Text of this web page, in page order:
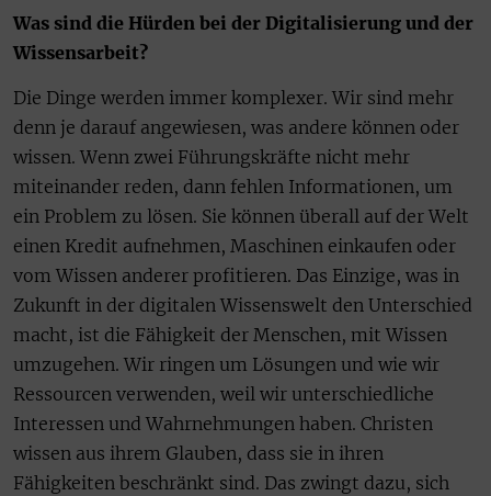
Was sind die Hürden bei der Digitalisierung und der
Wissensarbeit?
Die Dinge werden immer komplexer. Wir sind mehr
denn je darauf angewiesen, was andere können oder
wissen. Wenn zwei Führungskräfte nicht mehr
miteinander reden, dann fehlen Informationen, um
ein Problem zu lösen. Sie können überall auf der Welt
einen Kredit aufnehmen, Maschinen einkaufen oder
vom Wissen anderer profitieren. Das Einzige, was in
Zukunft in der digitalen Wissenswelt den Unterschied
macht, ist die Fähigkeit der Menschen, mit Wissen
umzugehen. Wir ringen um Lösungen und wie wir
Ressourcen verwenden, weil wir unterschiedliche
Interessen und Wahrnehmungen haben. Christen
wissen aus ihrem Glauben, dass sie in ihren
Fähigkeiten beschränkt sind. Das zwingt dazu, sich